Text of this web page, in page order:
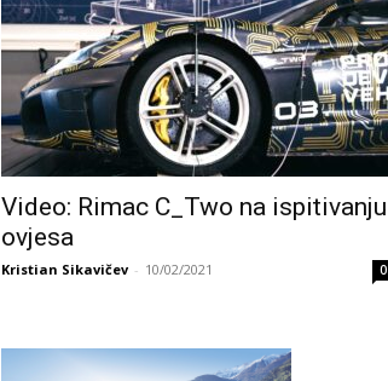
Video: Rimac C_Two na ispitivanju
ovjesa
Kristian Sikavičev - 10/02/2021 0